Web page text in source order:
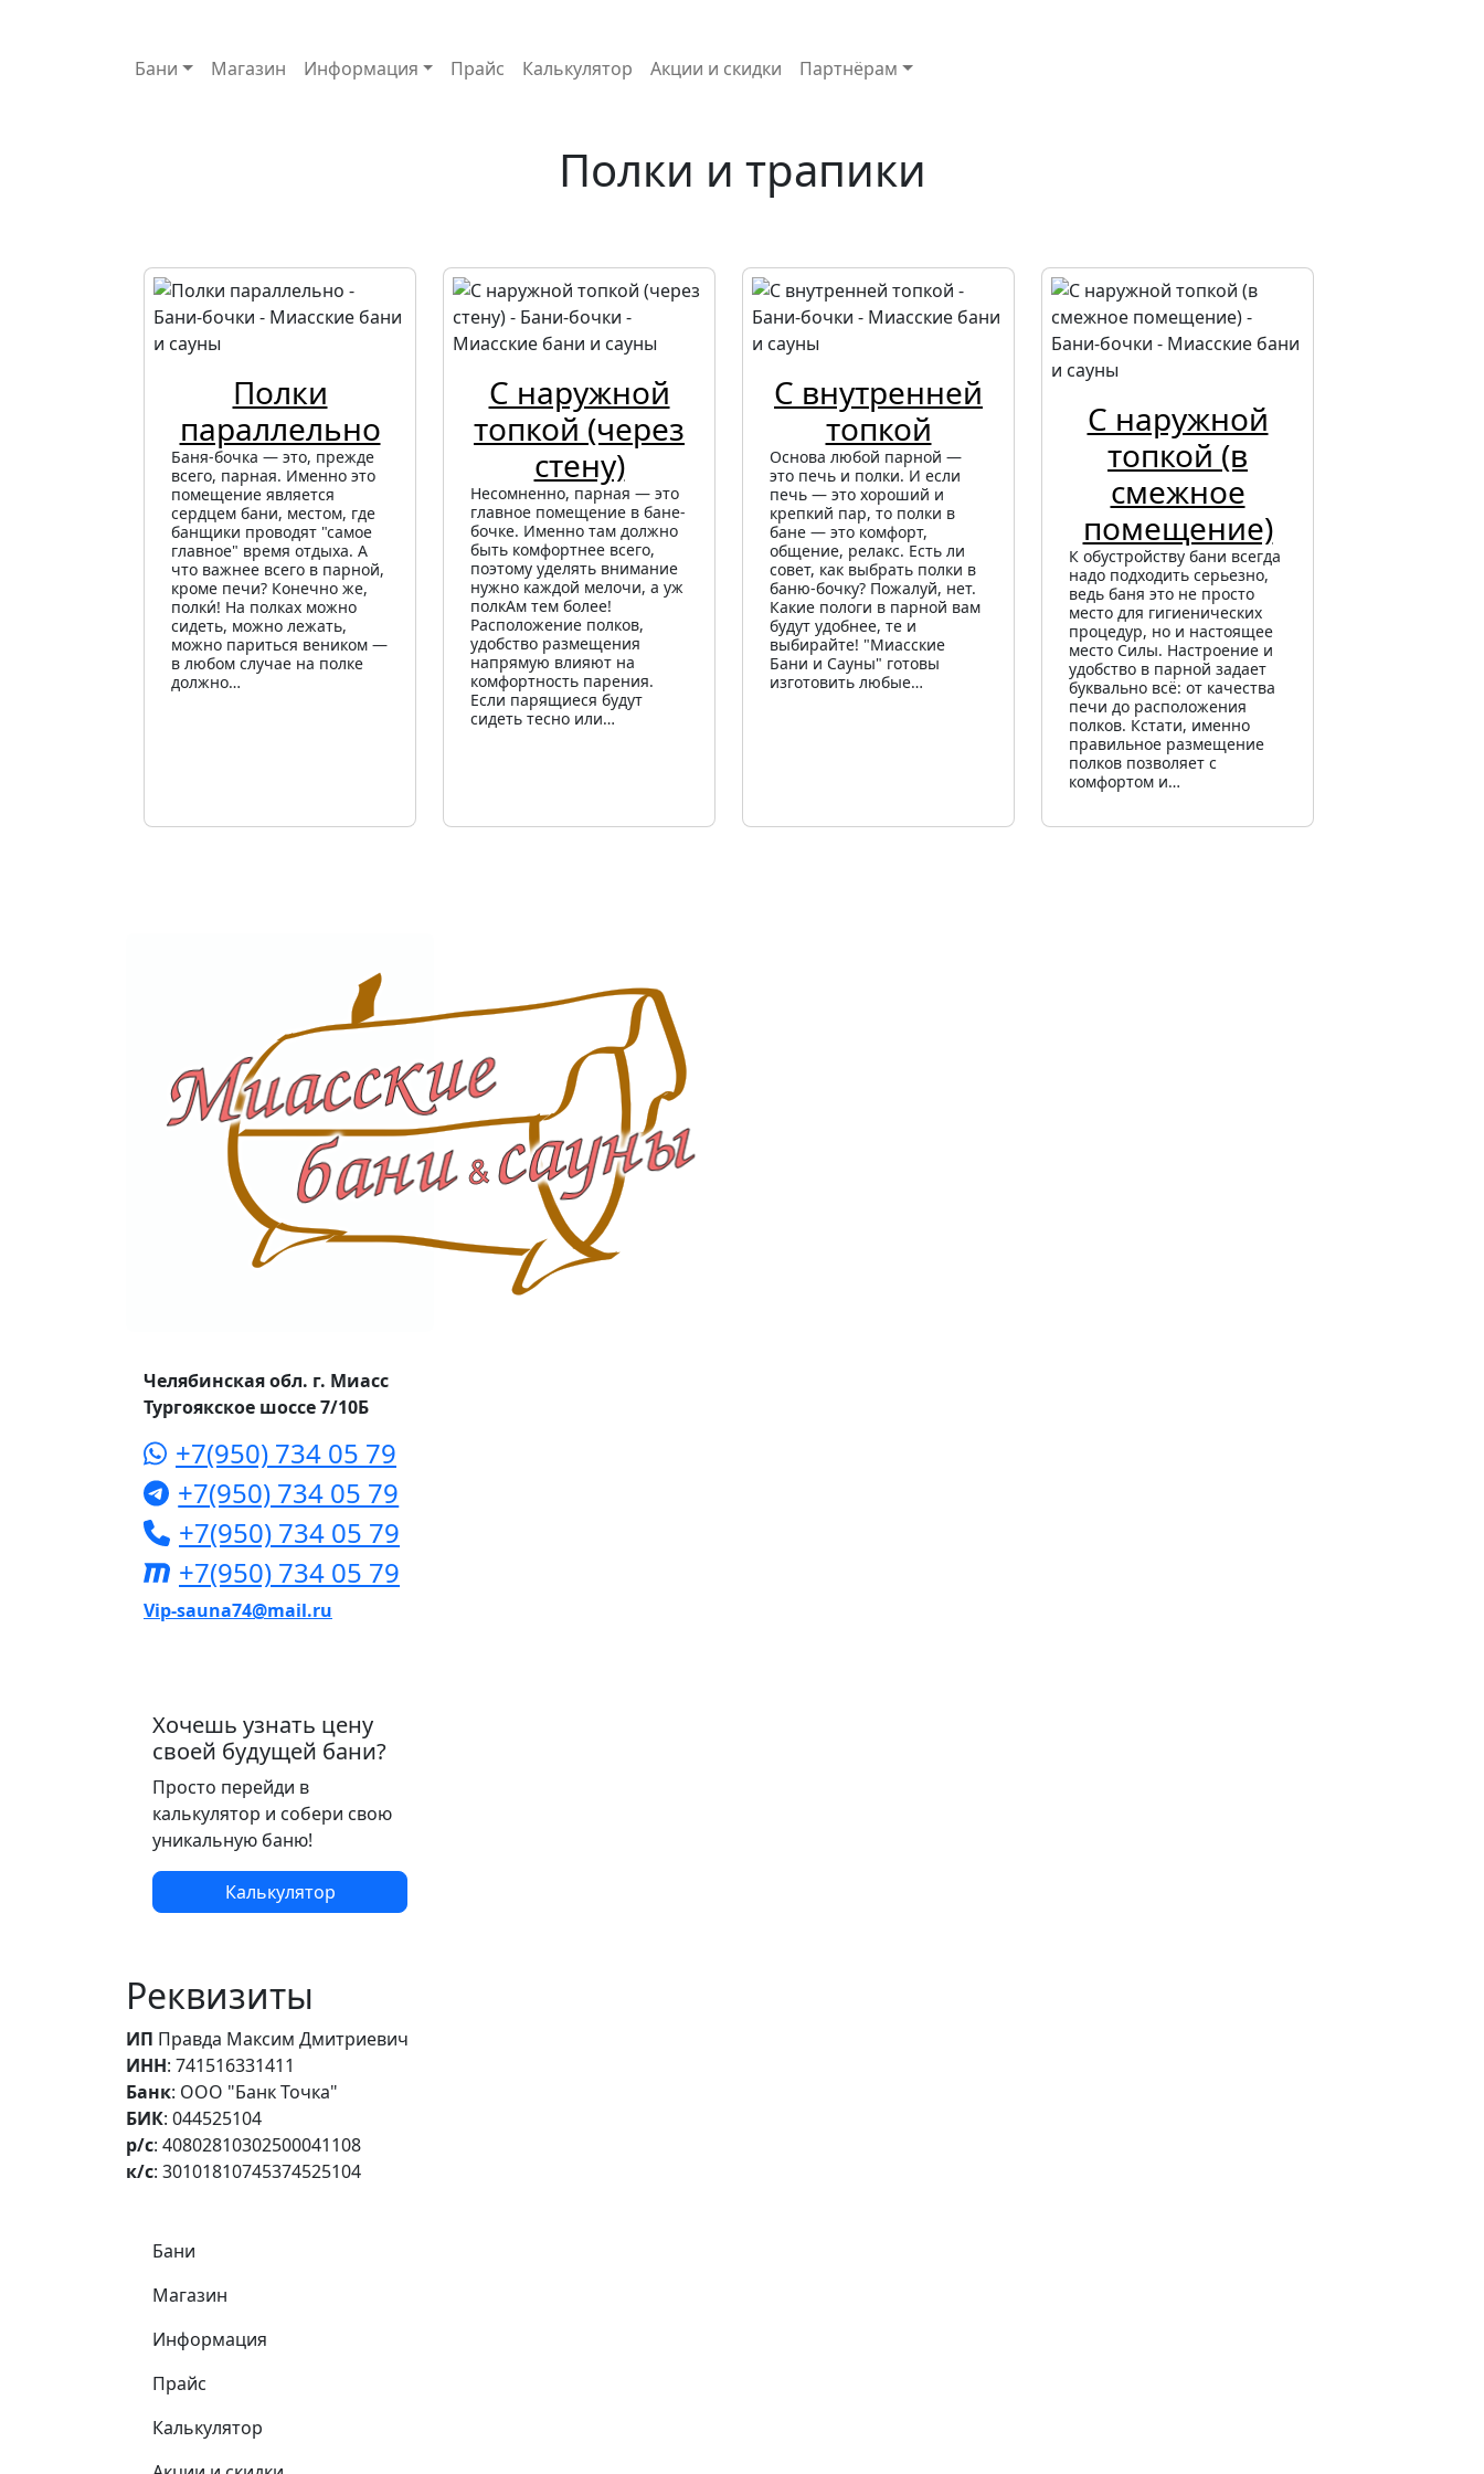
Основная навигация
Бани Магазин Информация Прайс Калькулятор Акции и скидки Партнёрам
Полки и трапики
Полки
параллельно
Баня-бочка — это, прежде
всего, парная. Именно это
помещение является
сердцем бани, местом, где
банщики проводят "самое
главное" время отдыха. А
что важнее всего в парной,
кроме печи? Конечно же,
полки́! На полках можно
сидеть, можно лежать,
можно париться веником —
в любом случае на полке
должно…
С наружной
топкой (через
стену)
Несомненно, парная — это
главное помещение в бане-
бочке. Именно там должно
быть комфортнее всего,
поэтому уделять внимание
нужно каждой мелочи, а уж
полкАм тем более!
Расположение полков,
удобство размещения
напрямую влияют на
комфортность парения.
Если парящиеся будут
сидеть тесно или…
С внутренней
топкой
Основа любой парной —
это печь и полки. И если
печь — это хороший и
крепкий пар, то полки в
бане — это комфорт,
общение, релакс. Есть ли
совет, как выбрать полки в
баню-бочку? Пожалуй, нет.
Какие пологи в парной вам
будут удобнее, те и
выбирайте! "Миасские
Бани и Сауны" готовы
изготовить любые…
С наружной
топкой (в
смежное
помещение)
К обустройству бани всегда
надо подходить серьезно,
ведь баня это не просто
место для гигиенических
процедур, но и настоящее
место Силы. Настроение и
удобство в парной задает
буквально всё: от качества
печи до расположения
полков. Кстати, именно
правильное размещение
полков позволяет с
комфортом и…
Челябинская обл. г. Миасс
Тургоякское шоссе 7/10Б
+7(950) 734 05 79
+7(950) 734 05 79
+7(950) 734 05 79
+7(950) 734 05 79
Vip-sauna74@mail.ru
Хочешь узнать цену
своей будущей бани?
Просто перейди в
калькулятор и собери свою
уникальную баню!
Калькулятор
Реквизиты
ИП Правда Максим Дмитриевич
ИНН: 741516331411
Банк: ООО "Банк Точка"
БИК: 044525104
р/с: 40802810302500041108
к/с: 30101810745374525104
Самое важное
Бани
Магазин
Информация
Прайс
Калькулятор